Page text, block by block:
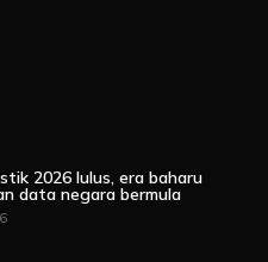
2026 lulus, era baharu
data negara bermula